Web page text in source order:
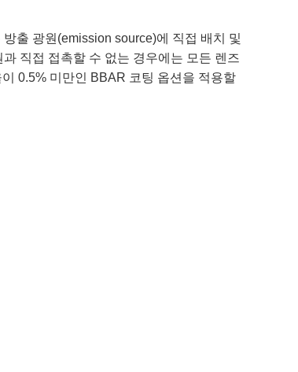
출 광원(emission source)에 직접 배치 및
직접 접촉할 수 없는 경우에는 모든 렌즈
0.5% 미만인 BBAR 코팅 옵션을 적용할